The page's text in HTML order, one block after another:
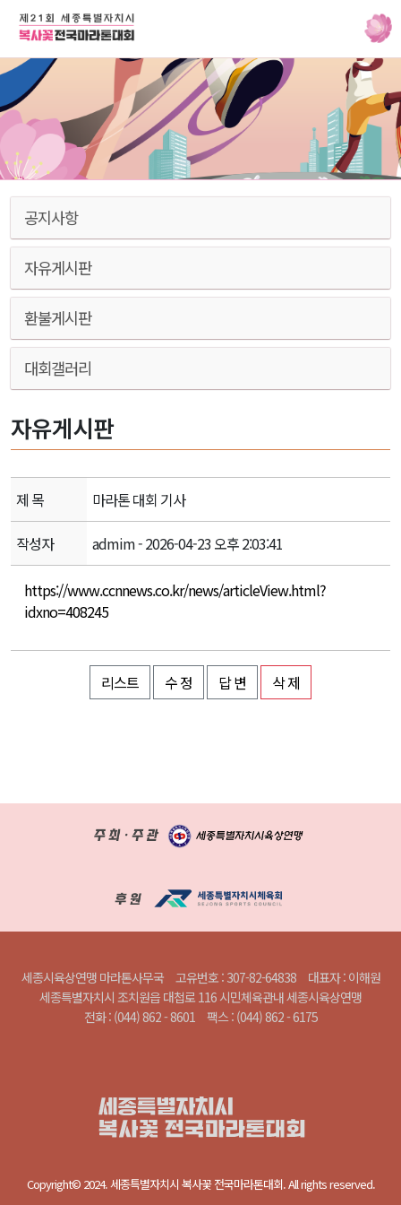
공지사항
자유게시판
환불게시판
대회갤러리
자유게시판
제 목 마라톤 대회 기사
작성자 admim - 2026-04-23 오후 2:03:41
https://www.ccnnews.co.kr/news/articleView.html?
idxno=408245
리스트 수 정 답 변 삭 제
세종시육상연맹 마라톤사무국 고유번호 : 307-82-64838
대표자 : 이해원
세종특별자치시 조치원읍 대첩로 116 시민체육관내 세종시육상연맹
전화 : (044) 862 - 8601
팩스 : (044) 862 - 6175
Copyright© 2024. 세종특별자치시 복사꽃 전국마라톤대회. All rights reserved.